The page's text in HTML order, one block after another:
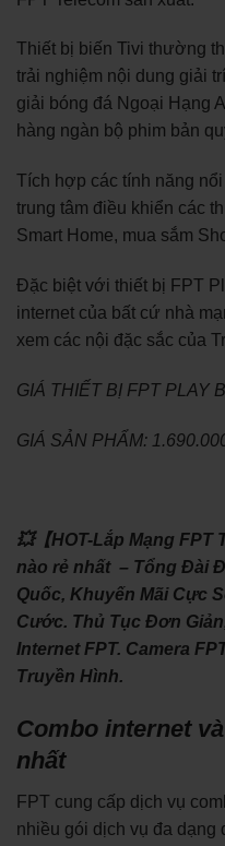
Thiết bị biến Tivi thường
trải nghiệm nội dung giải
giải bóng đá Ngoại Hạng
hàng ngàn bộ phim bản
Tích hợp các tính năng
trung tâm điều khiển các
Smart Home, mua sắm
Đặc biệt với thiết bị FPT
internet của bất cứ nhà
xem các nội đặc sắc của
GIÁ THIẾT BỊ FPT PLAY
GIÁ SẢN PHẨM:
💥【HOT-Lắp Mạng FPT
nào rẻ nhất – Tổng Đài
Quốc, Khuyến Mãi Cực
Cước. Thủ Tục Đơn
Internet FPT. Camera
Truyền Hình.
Combo internet
nhất
FPT cung cấp dịch vụ
nhiều gói dịch vụ đa dạng